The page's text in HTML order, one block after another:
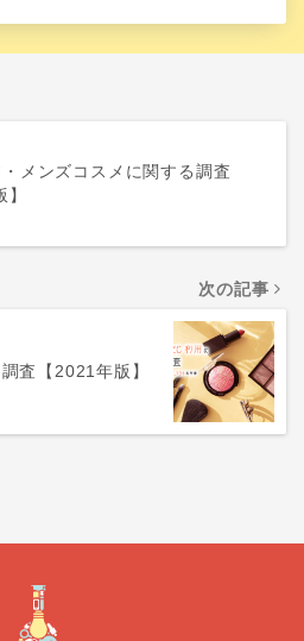
メンズコスメに関する調査
次の記事
査【2021年版】